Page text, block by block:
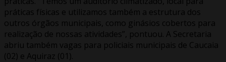
práticas físicas e utilizamos também a estrutura dos
outros órgãos municipais, como ginásios cobertos para
realização de nossas atividades”, pontuou. A Secretaria
abriu também vagas para policiais municipais de Caucaia
(02) e Aquiraz (01).